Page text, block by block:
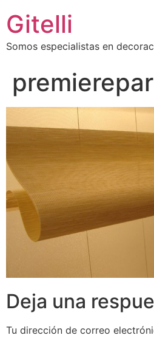
Gitelli
Somos especialistas en
Deja una
Tu dirección de correo